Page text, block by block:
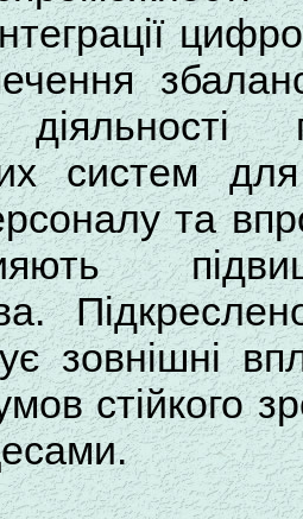
систем для
та
зовнішні
стійкого